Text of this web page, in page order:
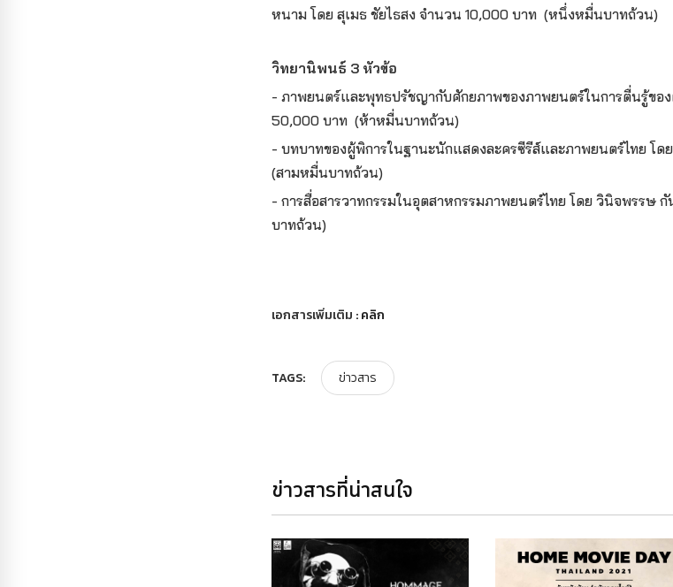
หนาม โดย สุเมธ ชัยไธสง จำนวน 10,000 บาท (หนึ่งหมื่นบาทถ้วน)
วิทยานิพนธ์ 3 หัวข้อ
- ภาพยนตร์และพุทธปรัชญากับศักยภาพของภาพยนตร์ในการตื่นรู้ขอ
50,000 บาท (ห้าหมื่นบาทถ้วน)
- บทบาทของผู้พิการในฐานะนักแสดงละครซีรีส์และภาพยนตร์ไทย โ
(สามหมื่นบาทถ้วน)
- การสื่อสารวาทกรรมในอุตสาหกรรมภาพยนตร์ไทย โดย วินิจพรร
บาทถ้วน)
เอกสารเพิ่มเติม :คลิก
TAGS: ข่าวสาร
ข่าวสารที่น่าสนใจ